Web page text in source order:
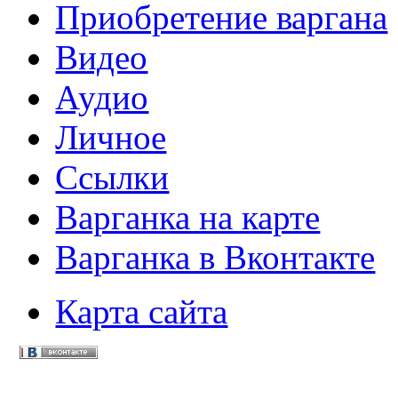
Приобретение варгана
Видео
Аудио
Личное
Ссылки
Варганка на карте
Варганка в Вконтакте
Карта сайта